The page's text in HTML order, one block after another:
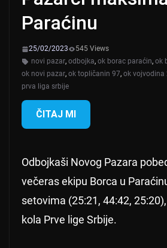
Paraćinu
25/02/2023
545 Views
novi pazar, odbojka, ok borac paraćin, ok
ok novi pazar, ok topličanin 97, ok vojvodina
prva liga srbije
ČITAJ MI
Odbojkaši Novog Pazara
večeras ekipu Borca u
setovima (25:21, 44:42,
kola Prve lige Srbije.